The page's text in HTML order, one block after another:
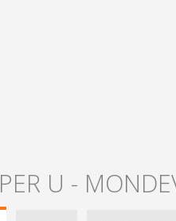
U -